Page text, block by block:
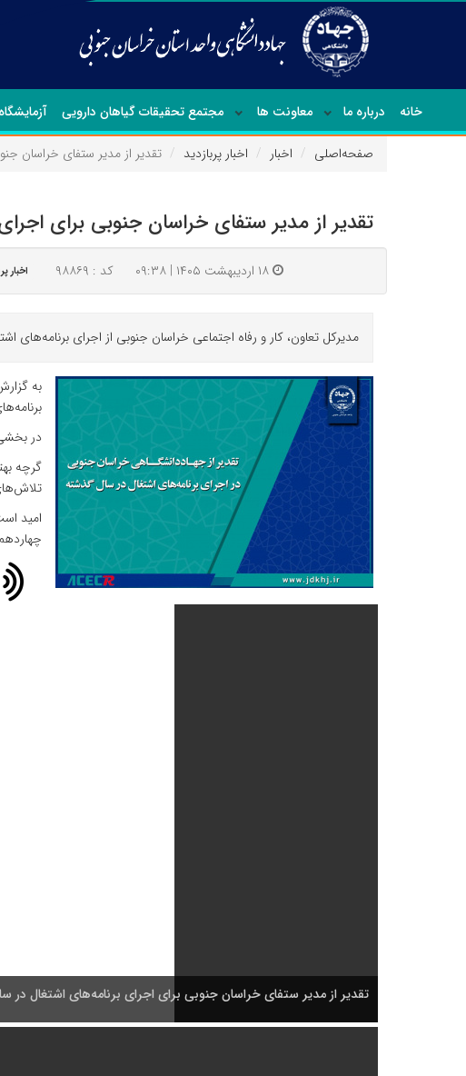
خانه درباره ما معاونت ها مجتمع تحقیقات گیاهان دارویی
صفحه‌اصلی اخبار اخبار پربازدید تقدیر از مدیر ستفای خراسان
تقدیر از مدیر ستفای خراسان جنوبی برای
۱۸ اردیبهشت ۱۴۰۵ | ۰۹:۳۸ کد : ۹۸۸۶۹ اخبار
مدیرکل تعاون، کار و رفاه اجتماعی خراسان جنوبی از اجرای
به
برنامه‌های اشتغال در سال ۱۴۰۴
در
گرچه
تلاش‌های
امید
تقدیر از مدیر ستفای خراسان جنوبی برای اجرای برنامه‌های اشتغال در